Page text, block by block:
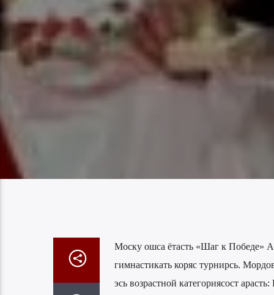
Моску ошса ётасть «Шаг к Победе»
гимнастикать коряс турнирсь.
эсь возрастной категориясост